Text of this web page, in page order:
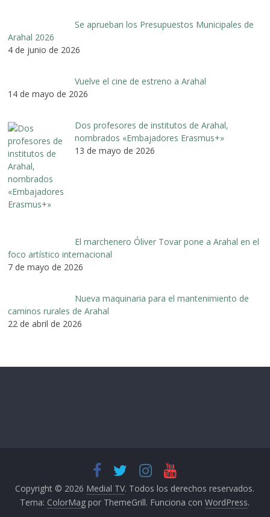
Se aprueban los Presupuestos Municipales de
Arahal 2026
4 de junio de 2026
Vuelve el cine de estreno a Arahal
14 de mayo de 2026
Dos profesores de institutos de Arahal,
nombrados «Embajadores Erasmus+»
13 de mayo de 2026
El marchenero Óliver Tovar pone a Arahal en el
foco artístico internacional
7 de mayo de 2026
Nueva maquinaria para el mantenimiento de
caminos rurales de Arahal
22 de abril de 2026
Copyright © 2026 Medial TV. Todos los derechos reservados.
Tema: ColorMag por ThemeGrill. Funciona conWordPress.